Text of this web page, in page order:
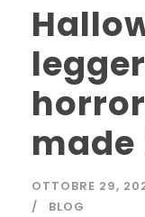
OTTOBRE 29,
BLOG